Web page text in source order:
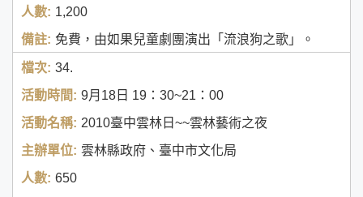
1,200
免費，由如果兒童劇團演出「流浪狗之歌」。
34.
9月18日 19：30~21：00
2010臺中雲林日~~雲林藝術之夜
雲林縣政府、臺中市文化局
650